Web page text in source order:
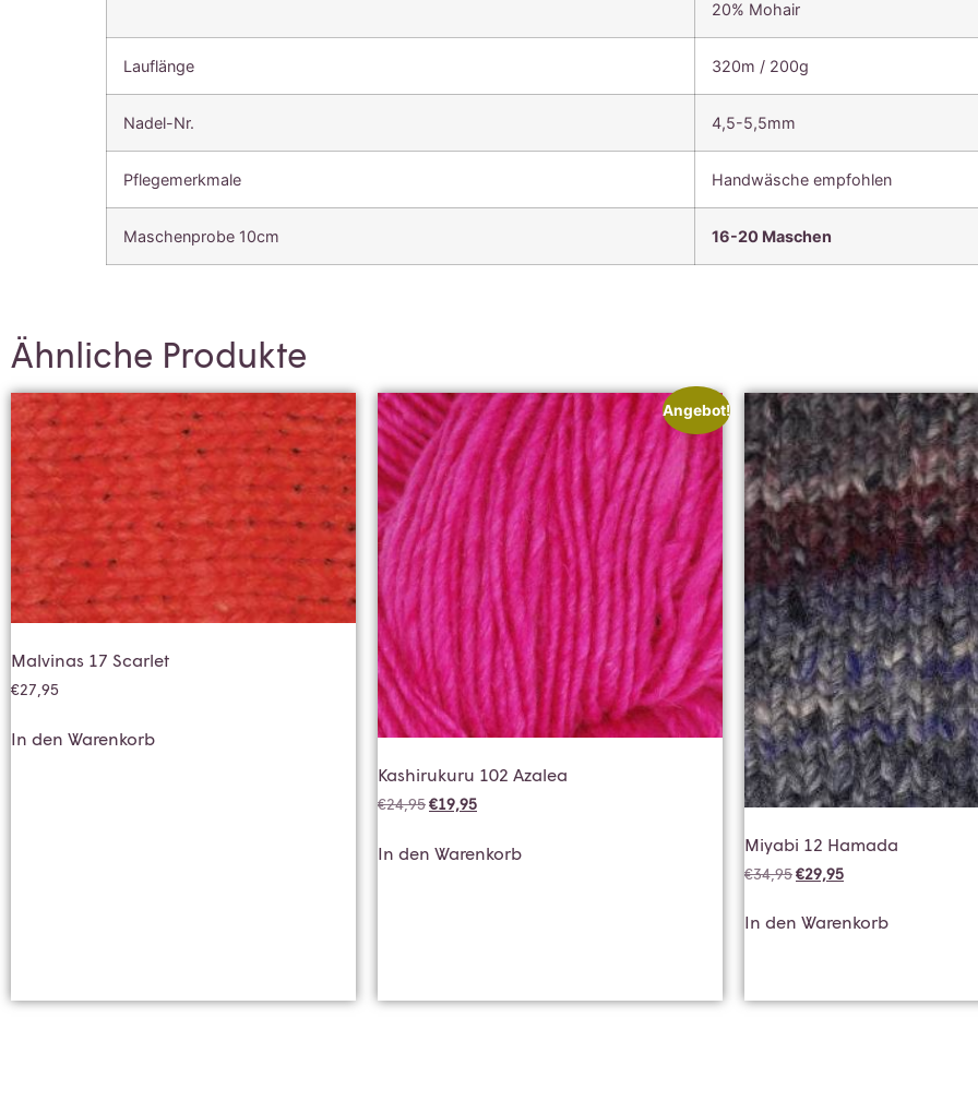
20% Mohair
Lauflänge 320m / 200g
Nadel-Nr. 4,5-5,5mm
Pflegemerkmale Handwäsche empfohlen
Maschenprobe 10cm 16-20 Maschen
Ähnliche Produkte
Malvinas 17 Scarlet
€27,95
In den Warenkorb
Angebot!
Kashirukuru 102 Azalea
€24,95€19,95
In den Warenkorb Miyabi 12 Hamada
€34,95€29,95
In den Warenkorb